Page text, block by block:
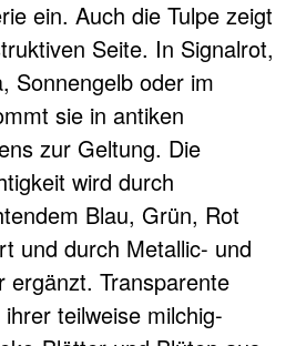
ein. Auch die Tulpe zeigt
Seite. In Signalrot,
Sonnengelb oder im
sie in antiken
zur Geltung. Die
wird durch
Blau, Grün, Rot
und durch Metallic- und
ergänzt. Transparente
teilweise milchig-